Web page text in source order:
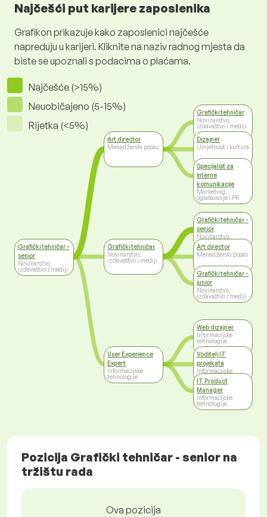
Najčešći put karijere zaposlenika
Grafikon prikazuje kako zaposlenici najčešće
napreduju u karijeri. Kliknite na naziv radnog mjesta da
biste se upoznali s podacima o plaćama.
Najčešće (>15%)
Neuobičajeno (5-15%)
Rijetka (<5%)
Grafički tehničar -
senior
Novinarstvo,
izdavaštvo i mediji
Art director
Menadžerski posao
Grafički tehničar
Novinarstvo,
izdavaštvo i mediji
User Experience
Expert
Informacijske
tehnologije
Grafički tehničar
Novinarstvo,
izdavaštvo i mediji
Dizajner
Umjetnost i kultura
Specijalist za
interne
komunikacije
Marketing,
oglašavanje i PR
Grafički tehničar -
senior
Novinarstvo,
izdavaštvo i mediji
Art director
Menadžerski posao
Grafički tehničar -
junior
Novinarstvo,
izdavaštvo i mediji
Web dizajner
Informacijske
tehnologije
Voditelj IT
projekata
Informacijske
tehnologije
IT Product
Manager
Informacijske
tehnologije
Pozicija Grafički tehničar - senior na
tržištu rada
Ova pozicija